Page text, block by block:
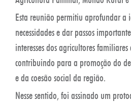
Esta reunião permitiu aprofundar a
necessidades e dar passos
interesses dos agricultores
contribuindo para a promoção do
e da coesão social da região.
Nesse sentido, foi assinado um